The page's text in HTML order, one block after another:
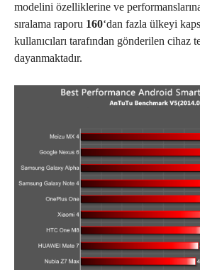
modelini özelliklerine ve
sıralama raporu 160‘dan fazla ülkeyi
kullanıcıları tarafından gönderilen cihaz
dayanmaktadır.